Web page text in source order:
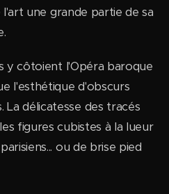
une grande partie de sa
y côtoient l'Opéra baroque
l'esthétique d'obscurs
La délicatesse des tracés
figures cubistes à la lueur
ou de brise pied